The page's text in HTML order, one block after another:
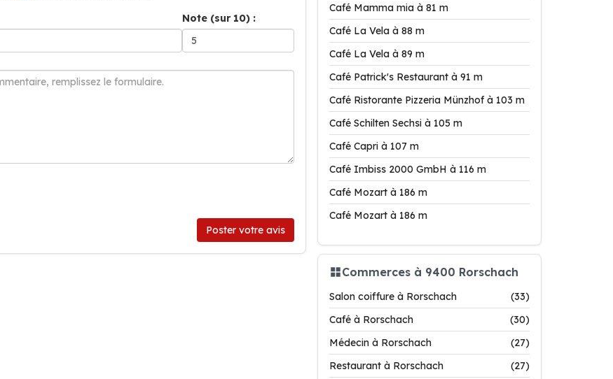
Note (sur 10) :
Poster votre avis
Café Mamma mia à 81 m
Café La Vela à 88 m
Café La Vela à 89 m
Café Patrick's Restaurant à 91 m
Café Ristorante Pizzeria Münzhof à 103 m
Café Schilten Sechsi à 105 m
Café Capri à 107 m
Café Imbiss 2000 GmbH à 116 m
Café Mozart à 186 m
Café Mozart à 186 m
Commerces à 9400 Rorschach
Salon coiffure à Rorschach
(33)
Café à Rorschach
(30)
Médecin à Rorschach
(27)
Restaurant à Rorschach
(27)